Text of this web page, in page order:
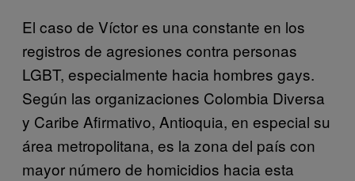
El caso de Víctor es una constante en los
registros de agresiones contra personas
LGBT, especialmente hacia hombres gays.
Según las organizaciones Colombia Diversa
y Caribe Afirmativo, Antioquia, en especial su
área metropolitana, es la zona del país con
mayor número de homicidios hacia esta